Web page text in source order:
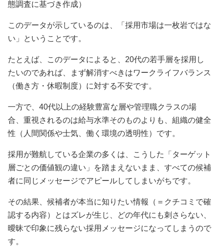
態調査に基づき作成）
このデータが示しているのは、「採用市場は一枚岩ではな
い」ということです。
たとえば、このデータによると、20代の若手層を採用し
たいのであれば、まず解消すべきはワークライフバランス
（働き方・休暇制度）に対する不安です。
一方で、40代以上の経験豊富な層や管理職クラスの場
合、重視されるのは給与水準そのものよりも、組織の健全
性（人間関係や士気、働く環境の透明性）です。
採用が難航している企業の多くは、こうした「ターゲット
層ごとの価値観の違い」を踏まえないまま、すべての候補
者に同じメッセージでアピールしてしまいがちです。
その結果、候補者が本当に知りたい情報（＝クチコミで確
認する内容）とはズレが生じ、どの年代にも刺さらない、
曖昧で印象に残らない採用メッセージになってしまうので
す。